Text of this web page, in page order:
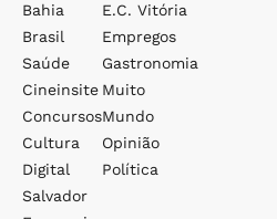
Bahia
Brasil
Saúde
Cineinsite
Concursos
Cultura
Digital
Salvador
E.c. Vitória
Empregos
Gastronomia
Muito
Mundo
Opinião
Política